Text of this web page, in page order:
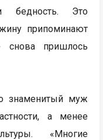
бедность. Это
припоминают
пришлось
знаменитый муж
а менее
«Многие